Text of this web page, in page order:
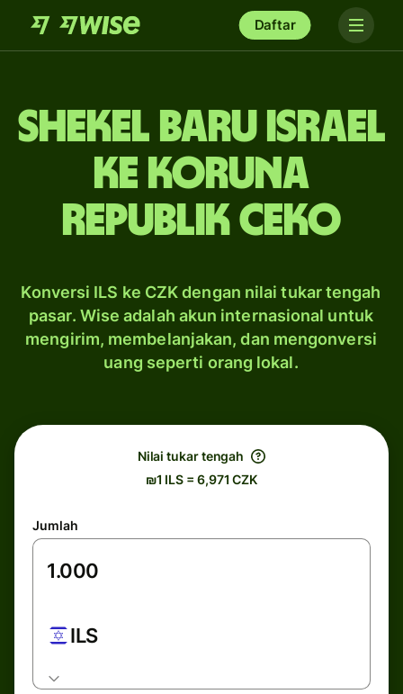
Daftar
shekel baru Israel
ke koruna
Republik Ceko
Konversi ILS ke CZK dengan nilai tukar tengah
pasar. Wise adalah akun internasional untuk
mengirim, membelanjakan, dan mengonversi
uang seperti orang lokal.
Nilai tukar tengah
₪1 ILS = 6,971 CZK
Jumlah
ILS